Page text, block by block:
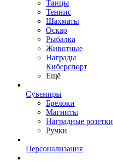
Танцы
Теннис
Шахматы
Оскар
Рыбалка
Животные
Награды
Киберспорт
Ещё
Сувениры
Брелоки
Магниты
Наградные розетки
Ручки
Персонализация